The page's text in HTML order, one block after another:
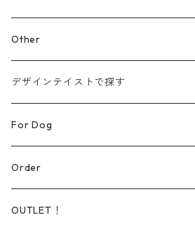
パーカー
シャツ
ニット
カーディガン
【Original】
ジャケット
【Original】
Other
帽子
バッグ
シューズ
ソックス
デザインテイストで探す
ラインアート
リアルデザイン
オーダー可能商品
For Dog
Wear
Daily wear
Dog lead＆Harness
Order
OUTLET！